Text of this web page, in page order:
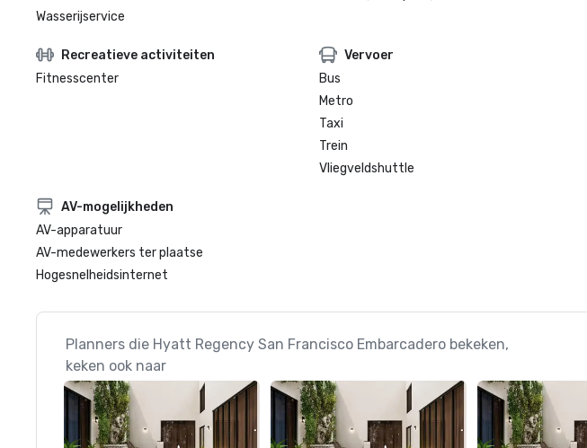
Wasserijservice
Recreatieve activiteiten
Fitnesscenter
Vervoer
Bus
Metro
Taxi
Trein
Vliegveldshuttle
AV-mogelijkheden
AV-apparatuur
AV-medewerkers ter plaatse
Hogesnelheidsinternet
Planners die Hyatt Regency San Francisco Embarcadero bekeken,
keken ook naar